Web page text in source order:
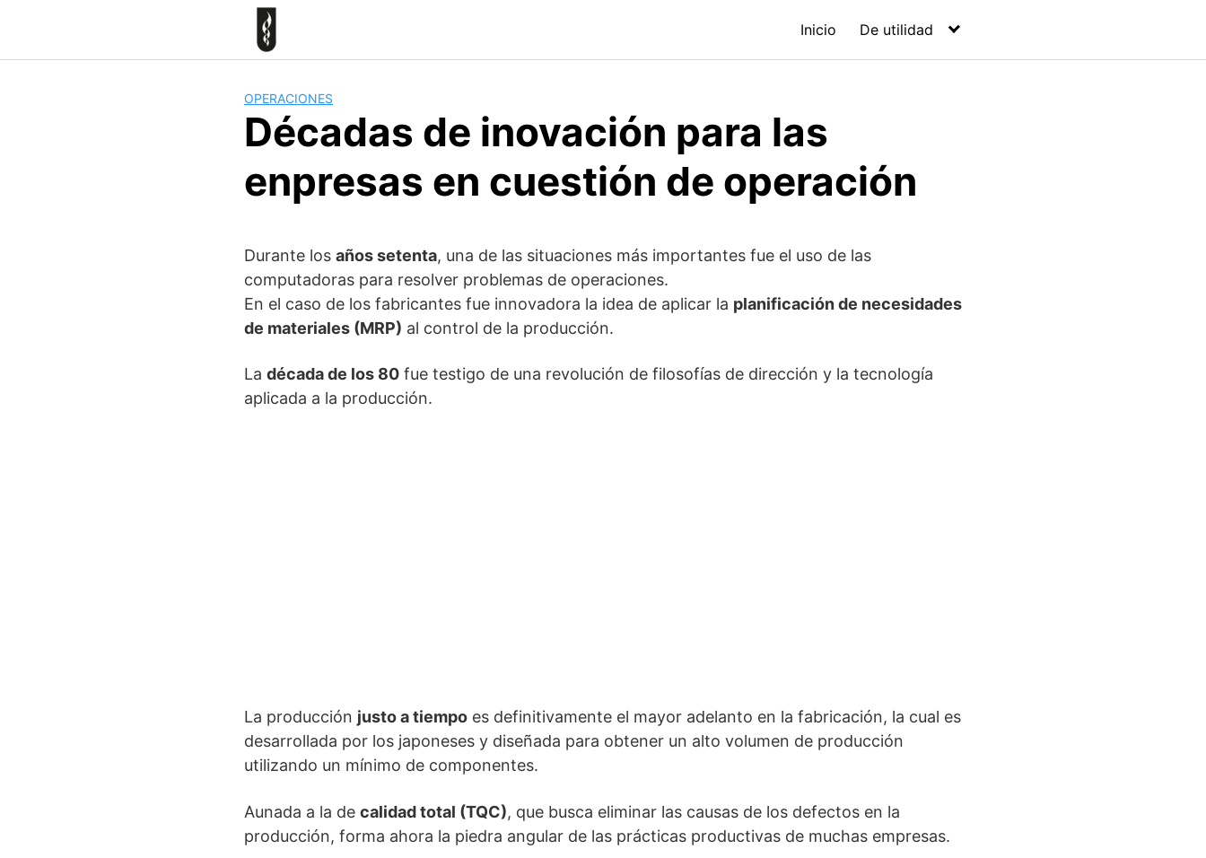
Inicio De utilidad
OPERACIONES
Décadas de inovación para las
enpresas en cuestión de operación
Durante los años setenta, una de las situaciones más importantes fue el uso de las
computadoras para resolver problemas de operaciones.
En el caso de los fabricantes fue innovadora la idea de aplicar la planificación de necesidades
de materiales (MRP) al control de la producción.
La década de los 80 fue testigo de una revolución de filosofías de dirección y la tecnología
aplicada a la producción.
La producción justo a tiempo es definitivamente el mayor adelanto en la fabricación, la cual es
desarrollada por los japoneses y diseñada para obtener un alto volumen de producción
utilizando un mínimo de componentes.
Aunada a la de calidad total (TQC), que busca eliminar las causas de los defectos en la
producción, forma ahora la piedra angular de las prácticas productivas de muchas empresas.